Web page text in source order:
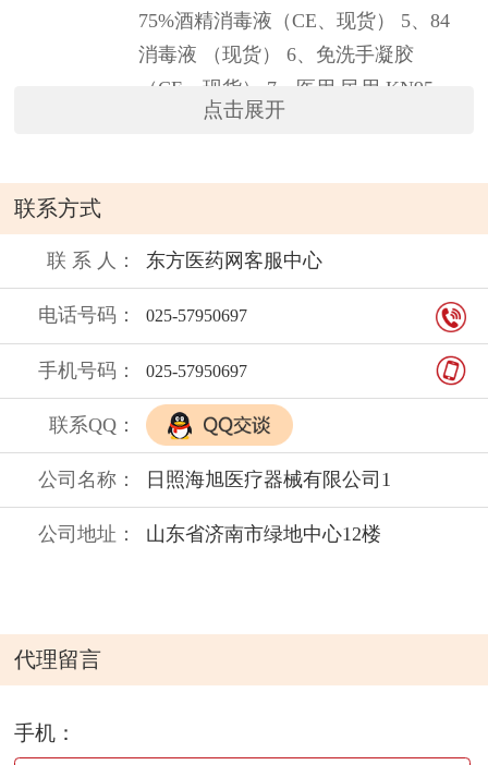
75%酒精消毒液（CE、现货） 5、84
消毒液 （现货） 6、免洗手凝胶
（CE、现货） 7、医用 民用 KN95
8、95/99 熔喷布含税质优价美！宽度
罩 10、医用检查手套（丁腈、PVC、
可以来厂家谈业务！
注意事项：
不良反应：
贮 藏：
保质期：
点击展开
联系方式
联 系 人： 东方医药网客服中心
电话号码： 025-57950697
手机号码： 025-57950697
联系QQ：
公司名称： 日照海旭医疗器械有限公司1
公司地址： 山东省济南市绿地中心12楼
代理留言
手机：